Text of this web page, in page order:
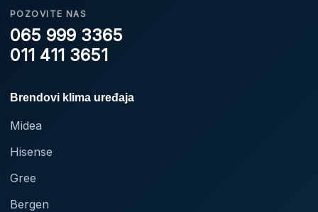
POZOVITE NAS
065 999 3365
011 411 3651
Brendovi klima uređaja
Midea
Hisense
Gree
Bergen